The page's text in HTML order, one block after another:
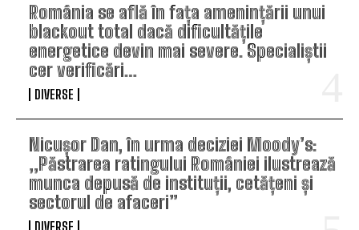
România se află în fața amenințării unui
blackout total dacă dificultățile
energetice devin mai severe. Specialiștii
cer verificări…
DIVERSE
Nicușor Dan, în urma deciziei Moody’s:
„Păstrarea ratingului României ilustrează
munca depusă de instituții, cetățeni și
sectorul de afaceri”
DIVERSE